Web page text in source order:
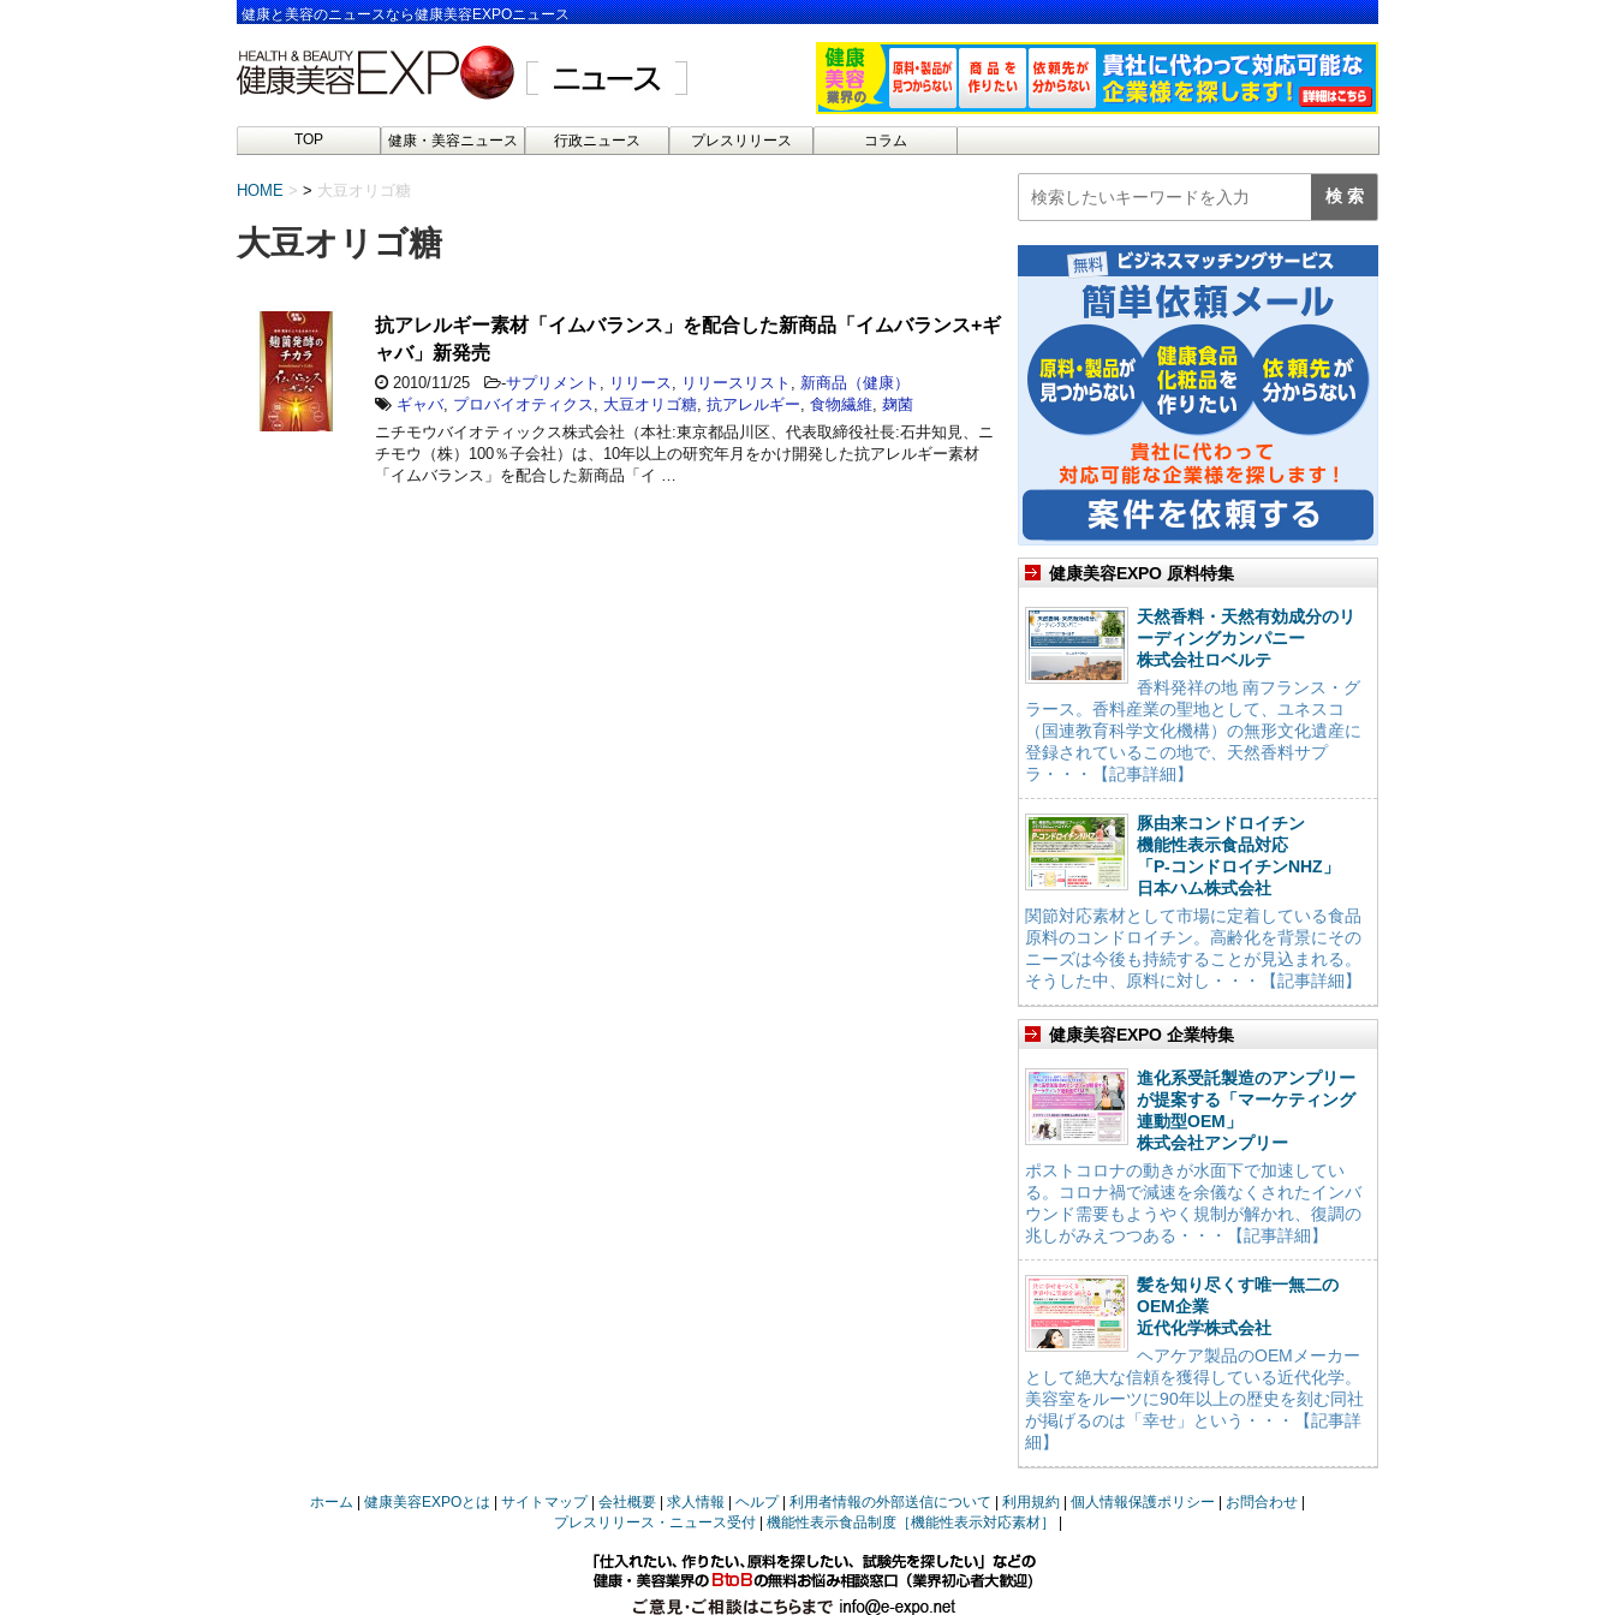
健康と美容のニュースなら健康美容EXPOニュース
TOP 健康・美容ニュース 行政ニュース プレスリリース コラム
HOME > 大豆オリゴ糖
大豆オリゴ糖
抗アレルギー素材「イムバランス」を配合した新商品「イムバランス+ギ
ャバ」新発売
2010/11/25 -サプリメント リリース リリースリスト
新商品（健康）
ギャバ, プロバイオティクス 大豆オリゴ糖 抗アレルギー 食物繊維 麹菌
ニチモウバイオティックス株式会社（本社:東京都品川区、代表取締役社長:石井知見、ニ
チモウ（株）100％子会社）は、10年以上の研究年月をかけ開発した抗アレルギー素材
「イムバランス」を配合した新商品「イ …
健康美容EXPO 原料特集
天然香料・天然有効成分のリ
ーディングカンパニー
株式会社ロベルテ
香料発祥の地 南フランス・グ
ラース。香料産業の聖地として、ユネスコ
（国連教育科学文化機構）の無形文化遺産に
登録されているこの地で、天然香料サプ
ラ・・・【記事詳細】
豚由来コンドロイチン
機能性表示食品対応
「P-コンドロイチンNHZ」
日本ハム株式会社
関節対応素材として市場に定着している食品
原料のコンドロイチン。高齢化を背景にその
ニーズは今後も持続することが見込まれる。
そうした中、原料に対し・・・【記事詳細】
健康美容EXPO 企業特集
進化系受託製造のアンプリー
が提案する「マーケティング
連動型OEM」
株式会社アンプリー
ポストコロナの動きが水面下で加速してい
る。コロナ禍で減速を余儀なくされたインバ
ウンド需要もようやく規制が解かれ、復調の
兆しがみえつつある・・・【記事詳細】
髪を知り尽くす唯一無二の
OEM企業
近代化学株式会社
ヘアケア製品のOEMメーカー
として絶大な信頼を獲得している近代化学。
美容室をルーツに90年以上の歴史を刻む同社
が掲げるのは「幸せ」という・・・【記事詳
細】
ホーム 健康美容EXPOとは サイトマップ 会社概要 求人情報 ヘルプ 利用者情報の外部送信について 利用規約 個人情報保護ポリシー
お問合わせ
プレスリリース・ニュース受付
機能性表示食品制度［機能性表示対応素材］